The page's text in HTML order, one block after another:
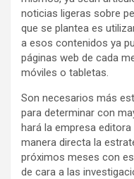
noticias ligeras sobre
que se plantea es
a esos contenidos ya
páginas web de cada
móviles o tabletas.
Son necesarios más
para determinar con
hará la empresa
manera directa la
próximos meses con
de cara a las